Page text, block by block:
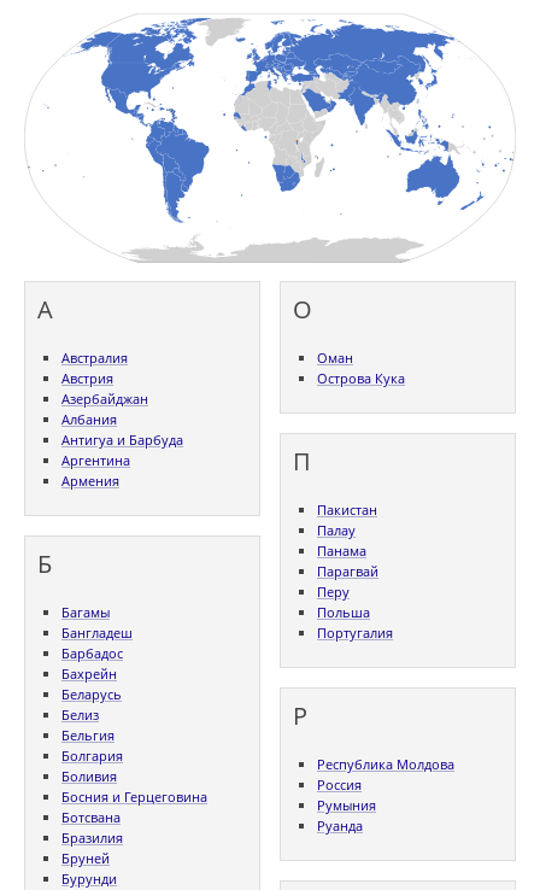
А
Австралия
Австрия
Азербайджан
Албания
Антигуа и Барбуда
Аргентина
Армения
Б
Багамы
Бангладеш
Барбадос
Бахрейн
Беларусь
Белиз
Бельгия
Болгария
Боливия
Босния и Герцеговина
Ботсвана
Бразилия
Бруней
Бурунди
О
Оман
Острова Кука
П
Пакистан
Палау
Панама
Парагвай
Перу
Польша
Португалия
Р
Республика Молдова
Россия
Румыния
Руанда